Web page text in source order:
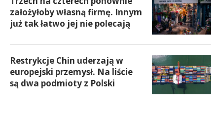
założyłoby własną firmę. Innym
już tak łatwo jej nie polecają
Restrykcje Chin uderzają w
europejski przemysł. Na liście
są dwa podmioty z Polski